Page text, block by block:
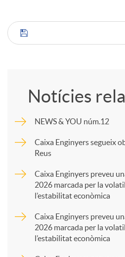
C
p
a
Notícies
NEWS & YOU núm.12
Caixa Enginyers segueix
Reus
Caixa Enginyers preveu
2026 marcada per la
l’estabilitat econòmica
Caixa Enginyers preveu
2026 marcada per la
l’estabilitat econòmica